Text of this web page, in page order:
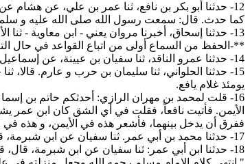
12- حدثنا أبو بكر بن نافع، ثنا عمر بن علي، عن
كما حدث. قال: سمعت رسول الله صلى الله عليه و سلم
13- حدثنا إسحاق، أخبرنا مروان يعني - ابن معاوية - ثنا الأعمش، عن عمارة ابن عمير قال: إن كان أبو معمر عبدالله بن سخبرة ليلحق أبا برزة أن يسمع منه.
**-الحفظ من السماع أولى من اتباع القواعد في حال
14- حدثنا عمرو الناقد، ثنا سفيان بن عيينة، عن إسماعيل بن أمية، قال: كنا نرد نافعاً عن اللحن فيأبى إلا الذي سمع.
15- حدثنا الحلواني، ثنا سليمان بن حرب و عارم.
يومئذ غلام يافع.
16- قلت لمحمد بن مهران الرازي: أحدثكم حاتم بن
الأيمن. فأتيت نافعاً، فقلت في أي الشق كان ابن عمر
ففرق أن يدخل بينهما، فأشعر هذه في الأيمن، و هذه
17- حدثنا محمد بن أبي عمر. ثنا سفيان عن ابن شبرمة، قال، قال الشعبي: ما جلست أحداً مذ عشرين سنة حدث بحديث إلا و أنا أعلم به منه. و لقد نسيت من العلم ما لو قد حفظه أحد من الناس كان به عالماً.
18- حدثنا ابن أبي عمر: ثنا سفيان عن ابن شبرمة، قال، قال الشعبي لشباك أرد عامك؟ ما قلت لأحد قط: رد علي.